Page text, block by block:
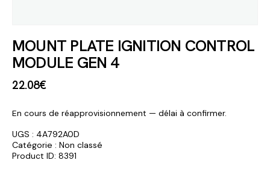
MOUNT PLATE IGNITION CONTROL
MODULE GEN 4
22.08€
En cours de réapprovisionnement — délai à confirmer.
UGS : 4A792A0D
Catégorie : Non classé
Product ID: 8391